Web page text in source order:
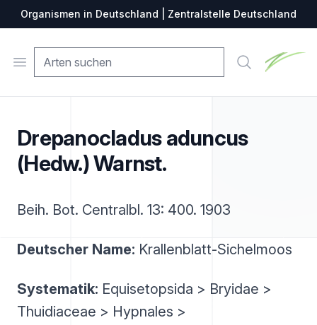
Organismen in Deutschland | Zentralstelle Deutschland
Open menu Suche
Drepanocladus aduncus
(Hedw.) Warnst.
Beih. Bot. Centralbl. 13: 400. 1903
Deutscher Name: Krallenblatt-Sichelmoos
Systematik: Equisetopsida > Bryidae >
Thuidiaceae > Hypnales >